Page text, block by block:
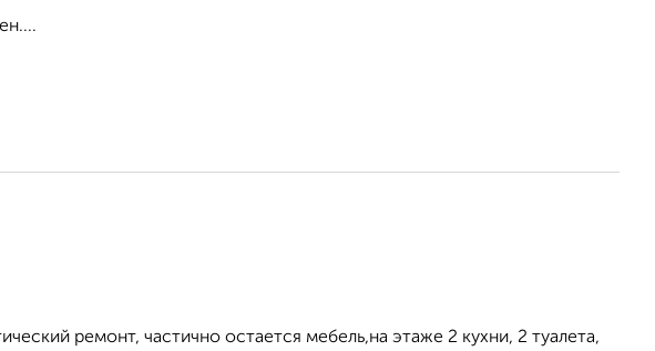
ремонт, частично остается мебель,на этаже 2 кухни, 2 туалета,